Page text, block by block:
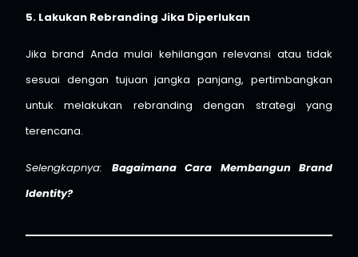
5. Lakukan Rebranding Jika Diperlukan
Jika brand Anda mulai kehilangan relevansi atau tidak
sesuai dengan tujuan jangka panjang, pertimbangkan
untuk melakukan rebranding dengan strategi yang
terencana.
Selengkapnya: Bagaimana Cara Membangun Brand
Identity?